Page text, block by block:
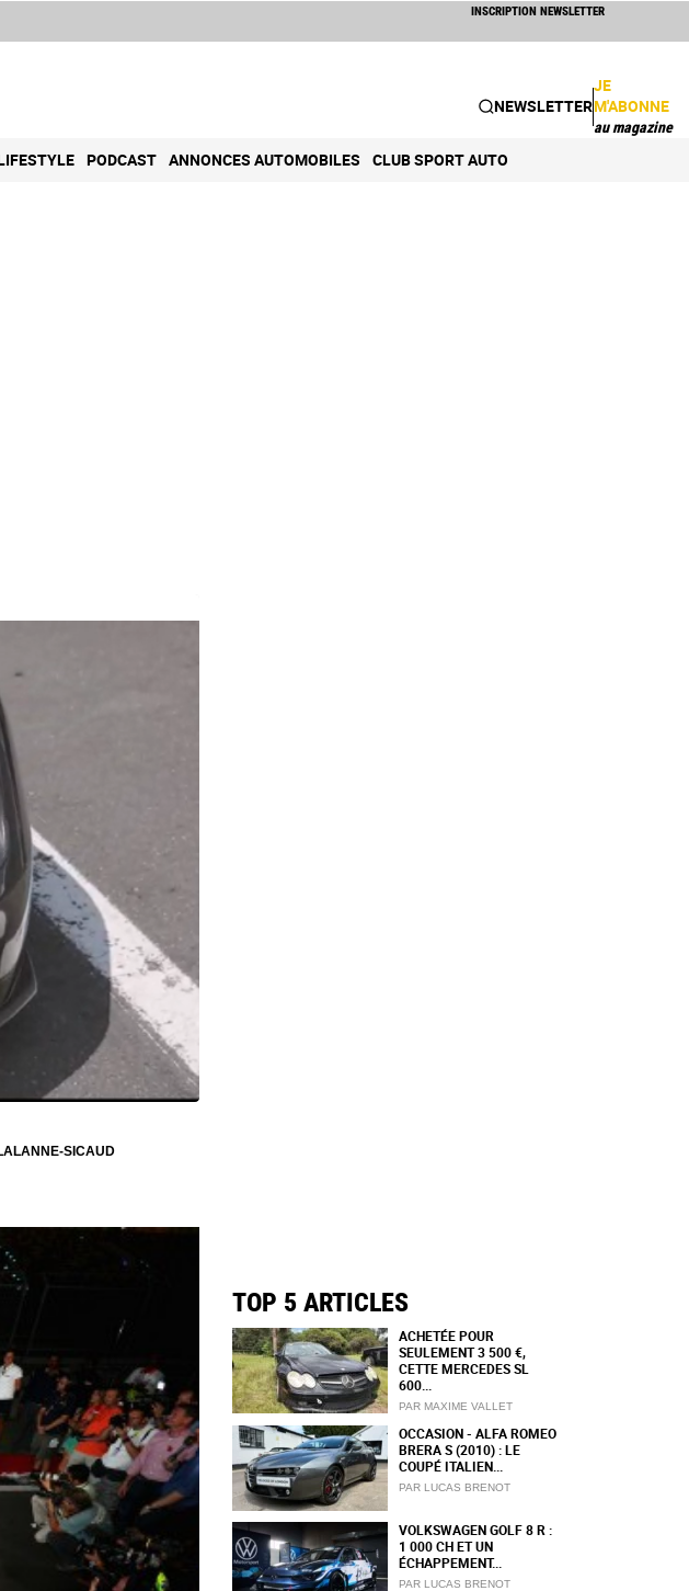
INSCRIPTION NEWSLETTER
NEWSLETTER
JE
M'ABONNE
au magazine
PODCAST ANNONCES AUTOMOBILES CLUB SPORT AUTO
SICAUD
TOP 5 ARTICLES
ACHETÉE POUR
SEULEMENT 3 500 €,
CETTE MERCEDES SL
600...
PAR MAXIME VALLET
OCCASION - ALFA ROMEO
BRERA S (2010) : LE
COUPÉ ITALIEN...
PAR LUCAS BRENOT
VOLKSWAGEN GOLF 8 R :
1 000 CH ET UN
ÉCHAPPEMENT...
PAR LUCAS BRENOT